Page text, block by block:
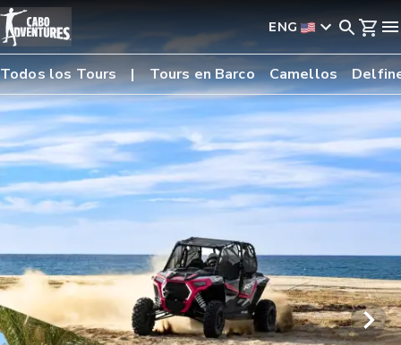
ENG
Todos los Tours Tours en Barco Camellos